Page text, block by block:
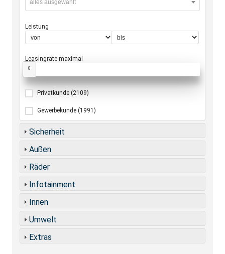
alles ausgewählt
Leistung
Leasingrate maximal
0
Privatkunde (2109)
Gewerbekunde (1991)
Sicherheit
Außen
Räder
Infotainment
Innen
Umwelt
Extras